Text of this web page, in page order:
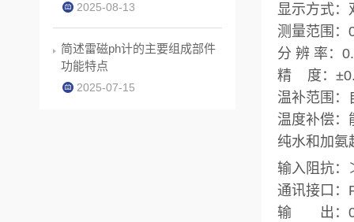
显示方式：
测量范围
分 辨 率：
精 度：
温补范围
温度补偿：
纯水和加
输入阻抗：
通讯接口：
输 出：0
2025-08-13
简述雷磁ph计的主要组成部件
功能特点
2025-07-15